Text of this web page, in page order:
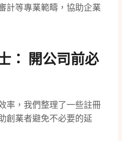
計等專業範疇，協助企業
： 開公司前必
率，我們整理了一些註冊
創業者避免不必要的延